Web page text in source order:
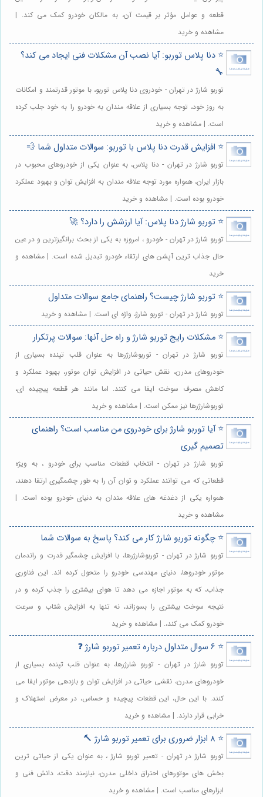
قطعه و عوامل مؤثر بر قیمت آن، به مالکان خودرو کمک می کند. |
مشاهده و خرید
⭐️ دنا پلاس توربو: آیا نصب آن مشکلات فنی ایجاد می کند؟
🔧
توربو شارژ در تهران - خودروی دنا پلاس توربو، با موتور قدرتمند و امکانات
به روز خود، توجه بسیاری از علاقه مندان به خودرو را به خود جلب کرده
است. | مشاهده و خرید
⭐️ افزایش قدرت دنا پلاس با توربو: سوالات متداول شما 💨
توربو شارژ در تهران - دنا پلاس، به عنوان یکی از خودروهای محبوب در
بازار ایران، همواره مورد توجه علاقه مندان به افزایش توان و بهبود عملکرد
خودرو بوده است. | مشاهده و خرید
⭐️ توربو شارژ دنا پلاس: آیا ارزشش را دارد؟ 🚀
توربو شارژ در تهران - خودرو ، امروزه به یکی از بحث برانگیزترین و در عین
حال جذاب ترین آپشن های ارتقاء خودرو تبدیل شده است. | مشاهده و
خرید
⭐️ توربو شارژ چیست؟ راهنمای جامع سوالات متداول
توربو شارژ در تهران - توربو شارژ، واژه ای است. | مشاهده و خرید
⭐️ مشکلات رایج توربو شارژ و راه حل آنها: سوالات پرتکرار
توربو شارژ در تهران - توربوشارژرها به عنوان قلب تپنده بسیاری از
خودروهای مدرن، نقش حیاتی در افزایش توان موتور، بهبود عملکرد و
کاهش مصرف سوخت ایفا می کنند. اما مانند هر قطعه پیچیده ای،
توربوشارژرها نیز ممکن است. | مشاهده و خرید
⭐️ آیا توربو شارژ برای خودروی من مناسب است؟ راهنمای
تصمیم گیری
توربو شارژ در تهران - انتخاب قطعات مناسب برای خودرو ، به ویژه
قطعاتی که می توانند عملکرد و توان آن را به طور چشمگیری ارتقا دهند،
همواره یکی از دغدغه های علاقه مندان به دنیای خودرو بوده است. |
مشاهده و خرید
⭐️ چگونه توربو شارژ کار می کند؟ پاسخ به سوالات شما
توربو شارژ در تهران - توربوشارژرها، با افزایش چشمگیر قدرت و راندمان
موتور خودروها، دنیای مهندسی خودرو را متحول کرده اند. این فناوری
جذاب، که به موتور اجازه می دهد تا هوای بیشتری را جذب کرده و در
نتیجه سوخت بیشتری را بسوزاند، نه تنها به افزایش شتاب و سرعت
خودرو کمک می کند،. | مشاهده و خرید
⭐️ 6 سوال متداول درباره تعمیر توربو شارژ ❓
توربو شارژ در تهران - توربو شارژرها، به عنوان قلب تپنده بسیاری از
خودروهای مدرن، نقشی حیاتی در افزایش توان و بازدهی موتور ایفا می
کنند. با این حال، این قطعات پیچیده و حساس، در معرض استهلاک و
خرابی قرار دارند. | مشاهده و خرید
⭐️ 8 ابزار ضروری برای تعمیر توربو شارژ 🔨
توربو شارژ در تهران - تعمیر توربو شارژ ، به عنوان یکی از حیاتی ترین
بخش های موتورهای احتراق داخلی مدرن، نیازمند دقت، دانش فنی و
ابزارهای مناسب است. | مشاهده و خرید